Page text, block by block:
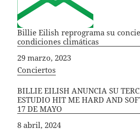
Billie Eilish reprograma su
condiciones climáticas
Fecha
29 marzo, 2023
In relation to
Conciertos
BILLIE EILISH ANUNCIA SU
ESTUDIO HIT ME HARD AND
17 DE MAYO
Fecha
8 abril, 2024